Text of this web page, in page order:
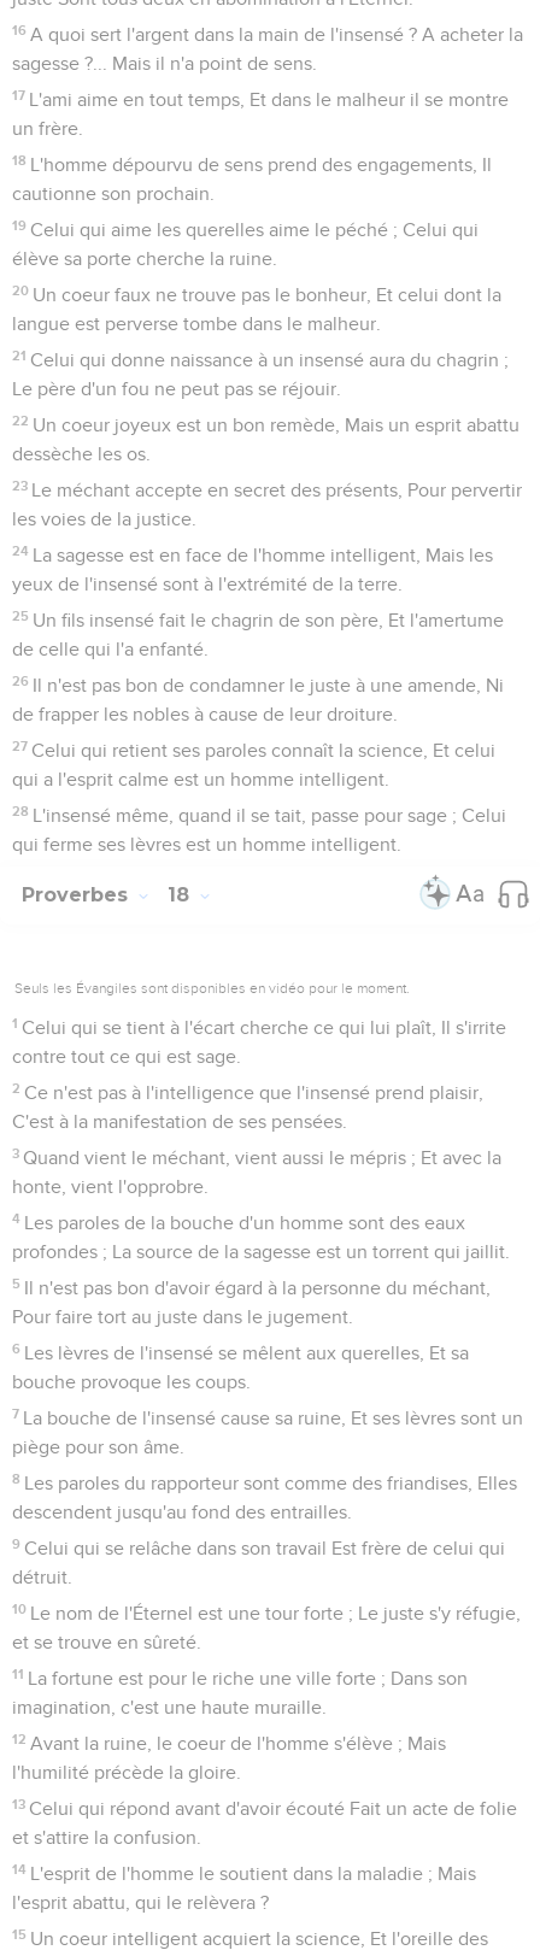
16 A quoi sert l'argent dans la main de l'insensé ? A acheter la
sagesse ?... Mais il n'a point de sens.
17 L'ami aime en tout temps, Et dans le malheur il se montre
un frère.
18 L'homme dépourvu de sens prend des engagements, Il
cautionne son prochain.
19 Celui qui aime les querelles aime le péché ; Celui qui
élève sa porte cherche la ruine.
20 Un coeur faux ne trouve pas le bonheur, Et celui dont la
langue est perverse tombe dans le malheur.
21 Celui qui donne naissance à un insensé aura du chagrin ;
Le père d'un fou ne peut pas se réjouir.
22 Un coeur joyeux est un bon remède, Mais un esprit abattu
dessèche les os.
23 Le méchant accepte en secret des présents, Pour pervertir
les voies de la justice.
24 La sagesse est en face de l'homme intelligent, Mais les
yeux de l'insensé sont à l'extrémité de la terre.
25 Un fils insensé fait le chagrin de son père, Et l'amertume
de celle qui l'a enfanté.
26 Il n'est pas bon de condamner le juste à une amende, Ni
de frapper les nobles à cause de leur droiture.
27 Celui qui retient ses paroles connaît la science, Et celui
qui a l'esprit calme est un homme intelligent.
28 L'insensé même, quand il se tait, passe pour sage ; Celui
qui ferme ses lèvres est un homme intelligent.
Proverbes 18
Seuls les Évangiles sont disponibles en vidéo pour le moment.
1 Celui qui se tient à l'écart cherche ce qui lui plaît, Il s'irrite
contre tout ce qui est sage.
2 Ce n'est pas à l'intelligence que l'insensé prend plaisir,
C'est à la manifestation de ses pensées.
3 Quand vient le méchant, vient aussi le mépris ; Et avec la
honte, vient l'opprobre.
4 Les paroles de la bouche d'un homme sont des eaux
profondes ; La source de la sagesse est un torrent qui jaillit.
5 Il n'est pas bon d'avoir égard à la personne du méchant,
Pour faire tort au juste dans le jugement.
6 Les lèvres de l'insensé se mêlent aux querelles, Et sa
bouche provoque les coups.
7 La bouche de l'insensé cause sa ruine, Et ses lèvres sont un
piège pour son âme.
8 Les paroles du rapporteur sont comme des friandises, Elles
descendent jusqu'au fond des entrailles.
9 Celui qui se relâche dans son travail Est frère de celui qui
détruit.
10 Le nom de l'Éternel est une tour forte ; Le juste s'y réfugie,
et se trouve en sûreté.
11 La fortune est pour le riche une ville forte ; Dans son
imagination, c'est une haute muraille.
12 Avant la ruine, le coeur de l'homme s'élève ; Mais
l'humilité précède la gloire.
13 Celui qui répond avant d'avoir écouté Fait un acte de folie
et s'attire la confusion.
14 L'esprit de l'homme le soutient dans la maladie ; Mais
l'esprit abattu, qui le relèvera ?
15 Un coeur intelligent acquiert la science, Et l'oreille des